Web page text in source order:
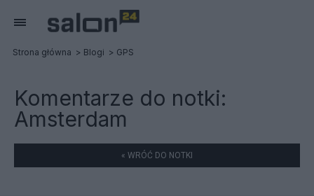
Strona główna Blogi GPS
Komentarze do notki:
Amsterdam
« WRÓĆ DO NOTKI